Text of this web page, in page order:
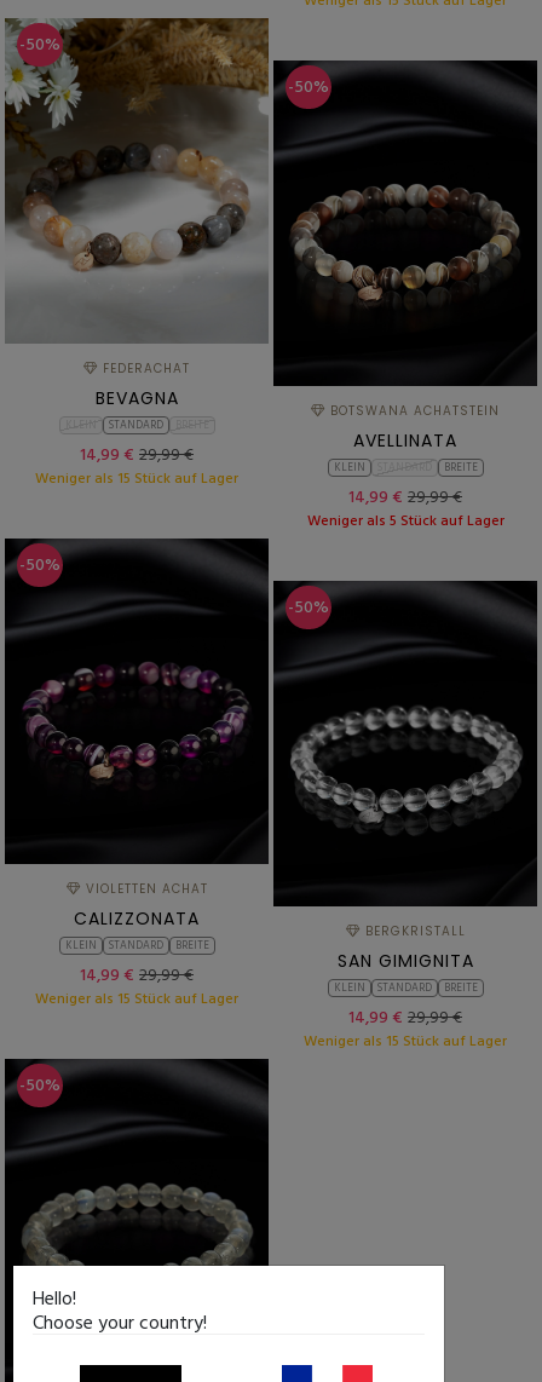
-50%
FEDERACHAT
BEVAGNA
STANDARD
14,99 € 29,99 €
Weniger als 15 Stück auf Lager
-50%
BOTSWANA ACHATSTEIN
AVELLINATA
KLEIN BREITE
14,99 € 29,99 €
Weniger als 5 Stück auf Lager
-50%
VIOLETTEN ACHAT
CALIZZONATA
KLEIN STANDARD BREITE
14,99 € 29,99 €
Weniger als 15 Stück auf Lager
-50%
BERGKRISTALL
SAN GIMIGNITA
KLEIN STANDARD BREITE
14,99 € 29,99 €
Weniger als 15 Stück auf Lager
-50%
Hello!
Choose your country!